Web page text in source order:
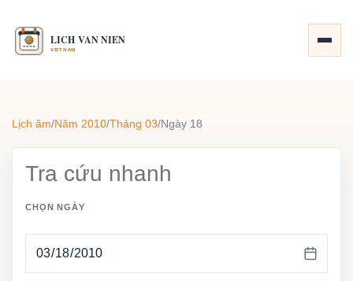
Lịch âm/Năm 2010/Tháng 03/Ngày 18
Tra cứu nhanh
CHỌN NGÀY